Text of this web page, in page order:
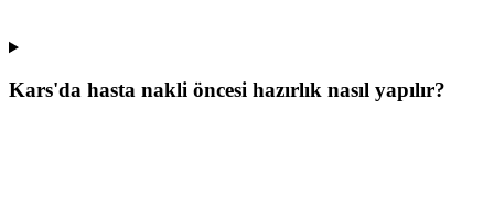
Kars'da hasta nakli öncesi hazırlık nasıl yapılır?